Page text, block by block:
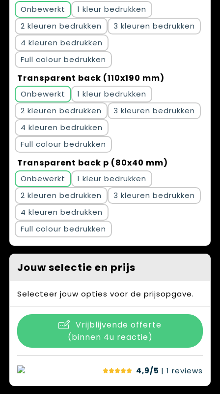
Onbewerkt
1
2
3
4
Full colour
Transparent back (110x190 mm)
Onbewerkt
1
2
3
4
Full colour
Transparent back p (80x40 mm)
Onbewerkt
1
2
3
4
Full colour
Jouw selectie en prijs
Selecteer jouw opties voor de prijsopgave.
Vrijblijvende offerte
(binnen 4u reactie)
4,9/5 | 1 reviews